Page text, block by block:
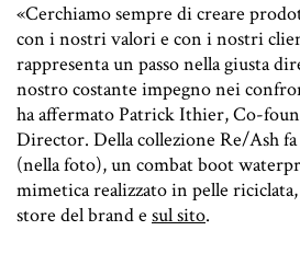
«Cerchiamo sempre di creare
con i nostri valori e con i nostri
rappresenta un passo nella giusta
nostro costante impegno nei
ha affermato Patrick Ithier, Co-
Director. Della collezione Re/Ash
(nella foto), un combat boot
mimetica realizzato in pelle
store del brand e sul sito.